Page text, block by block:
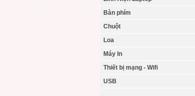
Bàn phím
Chuột
Loa
Máy In
Thiết bị mạng - Wifi
USB